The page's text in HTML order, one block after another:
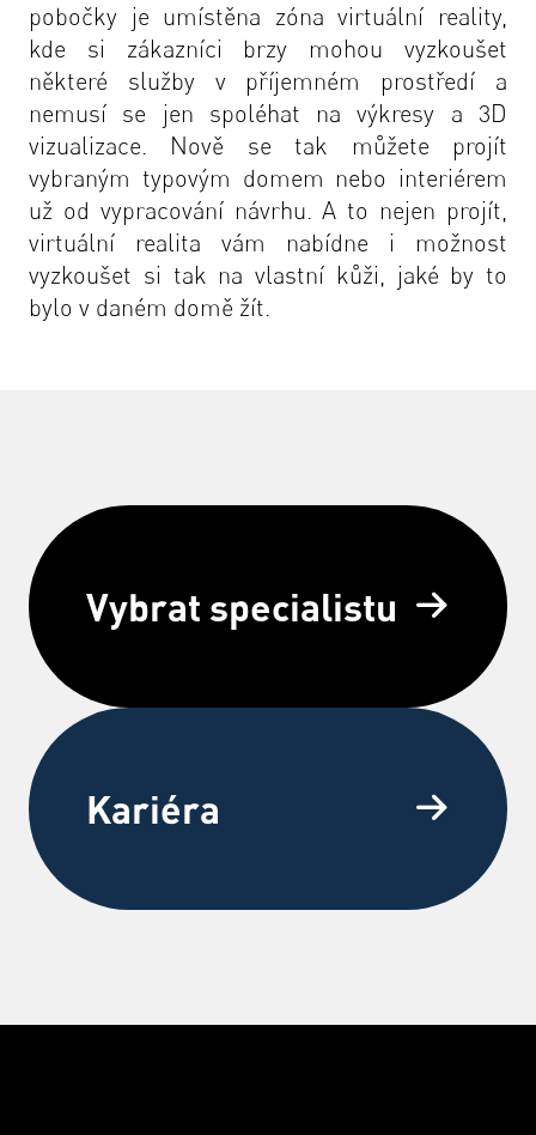
pobočky je umístěna zóna virtuální reality,
kde si zákazníci brzy mohou vyzkoušet
některé služby v příjemném prostředí a
nemusí se jen spoléhat na výkresy a 3D
vizualizace. Nově se tak můžete projít
vybraným typovým domem nebo interiérem
už od vypracování návrhu. A to nejen projít,
virtuální realita vám nabídne i možnost
vyzkoušet si tak na vlastní kůži, jaké by to
bylo v daném domě žít.
Vybrat specialistu
Kariéra